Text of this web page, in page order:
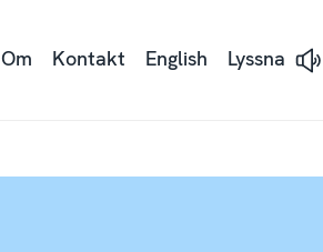
Om Kontakt English Lyssna
Lyssna